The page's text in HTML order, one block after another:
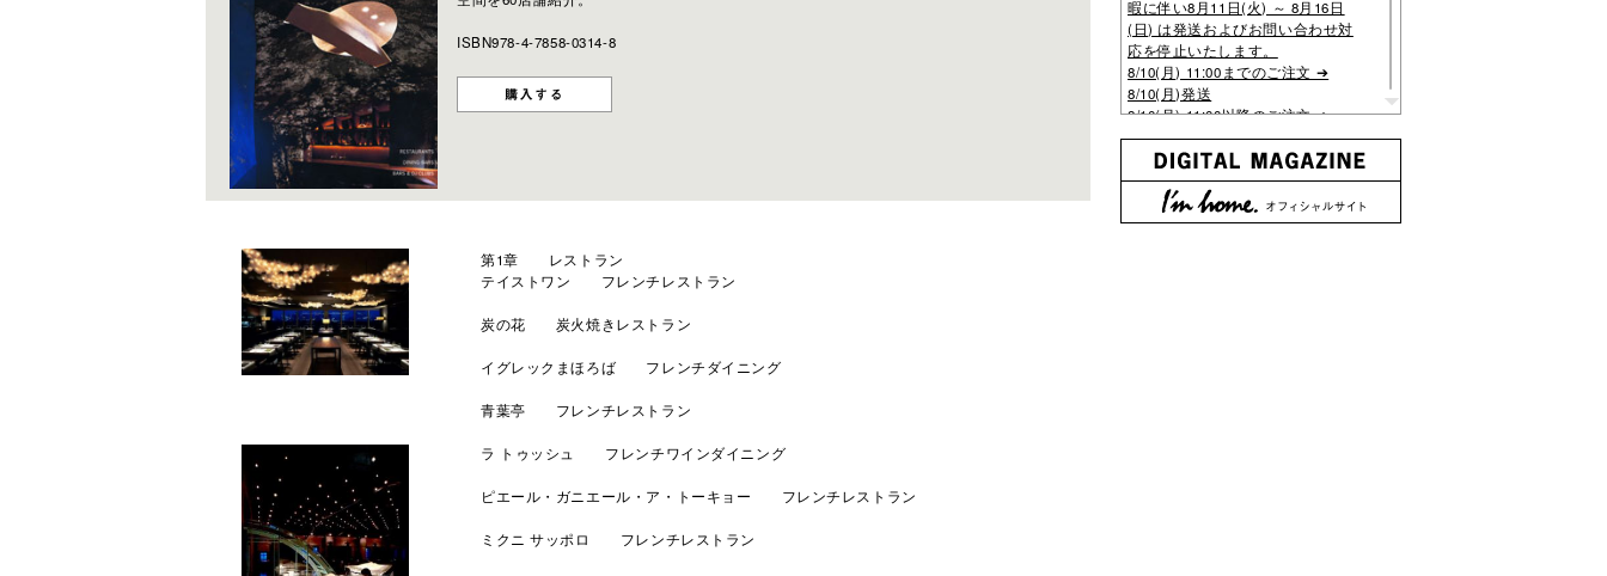
ISBN978-4-7858-0314-8
第1章 レストラン
テイストワン フレンチレストラン
炭の花 炭火焼きレストラン
イグレックまほろば フレンチダイニング
青葉亭 フレンチレストラン
ラ トゥッシュ フレンチワインダイニング
ピエール・ガニエール・ア・トーキョー フレンチレストラン
ミクニ サッポロ フレンチレストラン
暇に伴い8月11日(火) ～ 8月16日
(日) は発送およびお問い合わせ対
応を停止いたします。
8/10(月) 11:00までのご注文 ➔
8/10(月)発送
8/10(月) 11:00以降のご注文 ➔
8/17(月)より順次発送
※休業期間中もご注文は24時間受
け付けております。
※休業期間中のお問い合わせは、
8/17(月)以降順次回答いたしま